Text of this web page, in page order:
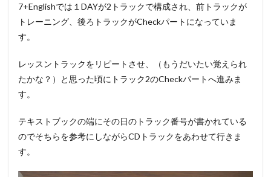
7+Englishでは１DAYが2トラックで構成され、前トラックが
トレーニング、後ろトラックがCheckパートになっていま
す。
レッスントラックをリピートさせ、（もうだいたい覚えられ
たかな？）と思った頃にトラック2のCheckパートへ進みま
す。
テキストブックの端にその日のトラック番号が書かれている
のでそちらを参考にしながらCDトラックをあわせて行きま
す。